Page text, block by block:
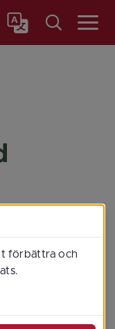
Meny
förbättra och